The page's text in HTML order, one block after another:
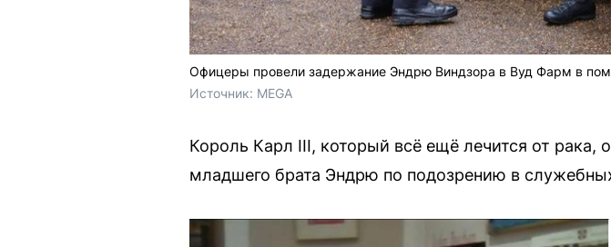
Офицеры провели задержание Эндрю Виндзора в Вуд Фарм в
Источник: MEGA
Король Карл III, который всё ещё лечится от рака,
младшего брата Эндрю по подозрению в